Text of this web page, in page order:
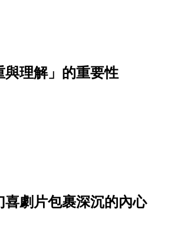
與理解」的重要性
喜劇片包裹深沉的內心